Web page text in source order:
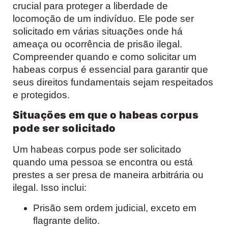
crucial para proteger a liberdade de
locomoção de um indivíduo. Ele pode ser
solicitado em várias situações onde há
ameaça ou ocorrência de prisão ilegal.
Compreender quando e como solicitar um
habeas corpus é essencial para garantir que
seus direitos fundamentais sejam respeitados
e protegidos.
Situações em que o habeas corpus
pode ser solicitado
Um habeas corpus pode ser solicitado
quando uma pessoa se encontra ou está
prestes a ser presa de maneira arbitrária ou
ilegal. Isso inclui:
Prisão sem ordem judicial, exceto em
flagrante delito.